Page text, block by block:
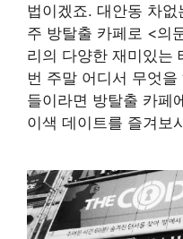
법이겠죠. 대안동 차
주 방탈출 카페로 <의
리의 다양한 재미있는
번 주말 어디서 무엇
들이라면 방탈출 카페
이색 데이트를 즐겨보